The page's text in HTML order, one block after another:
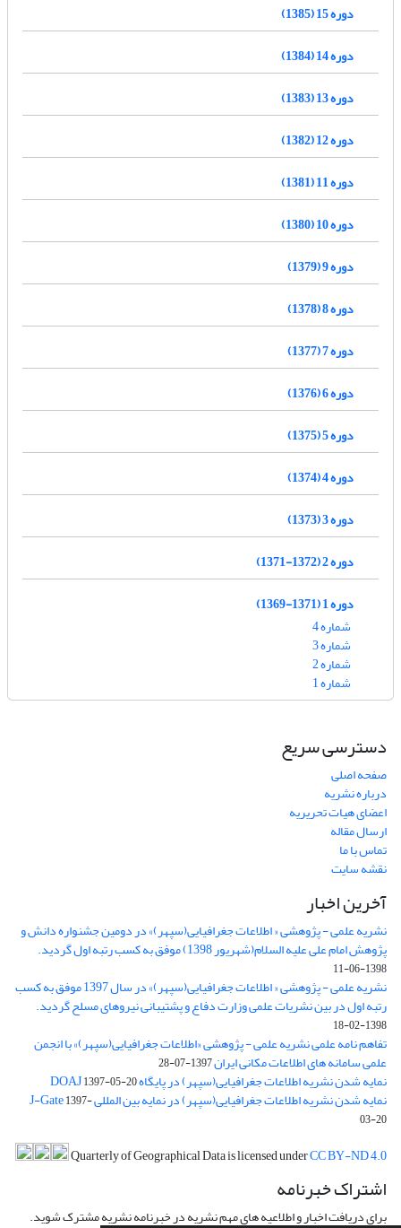
دوره 15 (1385)
دوره 14 (1384)
دوره 13 (1383)
دوره 12 (1382)
دوره 11 (1381)
دوره 10 (1380)
دوره 9 (1379)
دوره 8 (1378)
دوره 7 (1377)
دوره 6 (1376)
دوره 5 (1375)
دوره 4 (1374)
دوره 3 (1373)
دوره 2 (1372-1371)
دوره 1 (1371-1369)
شماره 4
شماره 3
شماره 2
شماره 1
دسترسی سریع
صفحه اصلی
درباره نشریه
اعضای هیات تحریریه
ارسال مقاله
تماس با ما
نقشه سایت
آخرین اخبار
نشریه علمی - پژوهشی « اطلاعات جغرافیایی(سپهر)» در دومین جشنواره دانش و
پژوهش امام علی علیه السلام(شهریور 1398) موفق به کسب رتبه اول گردید.
1398-06-11
نشریه علمی - پژوهشی « اطلاعات جغرافیایی(سپهر)» در سال 1397 موفق به کسب
رتبه اول در بین نشریات علمی وزارت دفاع و پشتیبانی نیروهای مسلح گردید.
1398-02-18
تفاهم نامه علمی نشریه علمی - پژوهشی «اطلاعات جغرافیایی(سپهر)» با انجمن
علمی سامانه های اطلاعات مکانی ایران1397-07-28
نمایه شدن نشریه اطلاعات جغرافیایی(سپهر) در پایگاه DOAJ1397-05-20
نمایه شدن نشریه اطلاعات جغرافیایی(سپهر) در نمایه بین المللی J-Gate1397-
03-20
Quarterly of Geographical Data is licensed underCC BY-ND 4.0
اشتراک خبرنامه
برای دریافت اخبار و اطلاعیه های مهم نشریه در خبرنامه نشریه مشترک شوید.